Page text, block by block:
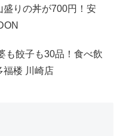
盛りの丼が700円！安
も餃子も30品！食べ飲
福楼 川崎店